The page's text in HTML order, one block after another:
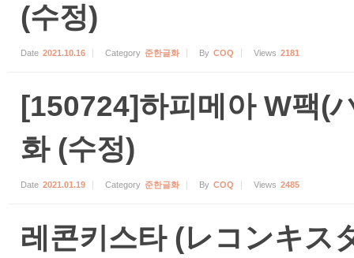
(수정)
Date 2021.10.16 Category 준한글화 By COQ Views 2181
[150724]하피메아 W팩(
화 (수정)
Date 2021.01.19 Category 준한글화 By COQ Views 2485
레콘키스타 (レコンキス